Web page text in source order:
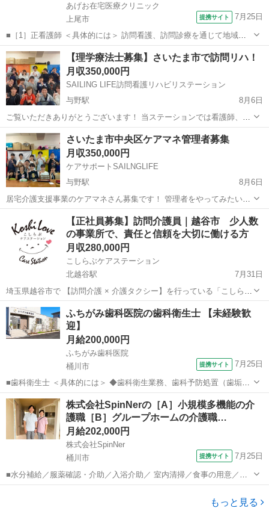
あげお在宅医療クリニック
上尾市
提携サイト 7月25日
■［1］正看護師 ＜具体的には＞ 訪問看護、訪問診療を通じて地域医
療を担うお仕事です。 ・バイタルチェック（体温・血圧など）や処置
・医師の指示に基づく医療ケア（点滴・服薬管理など） ・日常生活の
サポートや家族への支援 ※電...
埼玉 上尾市 医療事務
【理学療法士募集】さいたま市で訪問リハ！
月収350,000円
SAILING LIFE訪問看護リハビリステーション
与野駅
8月6日
ご覧いただきありがとうございます！ 当ステーションでは看護師、リ
ハビリ職、ケアマネが自ら考えて行動ができ、仕事のやりがい・生活
へのいきがいを得られる場を目指しています。 そのため給料に関して
は好待遇 業界最高水準を示しま...
埼玉 さいたま市 与野駅 その他
さいたま市中央区ケアマネ管理者募集
月収350,000円
ケアサポートSAILNGLIFE
与野駅
8月6日
居宅介護支援事業のケアマネさん募集です！ 管理者をやってみたい方
も大歓迎です。 訪問看護を併設しており協力しながら業務に向き合う
ことができます。 土日祝日完全休みの 年間休日120日です！！ 残業も
年間通してありません...
さいたま市 与野駅 ケアマネージャー 業務
【正社員募集】訪問介護員｜越谷市 少人数
の事業所で、責任と信頼を大切に働ける方
月収280,000円
こしらぶケアステーション
北越谷駅
7月31日
埼玉県越谷市で 【訪問介護 × 介護タクシー】を行っている「こしら
ぶ」です。 私たちは、人数を増やすことよりも 価値観の合う仲間と、
長く続く会社を作ることを大切にしています。 小規模だからこそ、一
人ひとりの責...
埼玉 越谷市 北越谷駅 介護福祉士 介護タクシー
ふちがみ歯科医院の歯科衛生士 【未経験歓
迎】
月給200,000円
ふちがみ歯科医院
桶川市
提携サイト 7月25日
■歯科衛生士 ＜具体的には＞ ◆歯科衛生業務、歯科予防処置（歯垢・
歯石の除去、口腔ケア、PMTC、フッ素塗布) ◆歯科診療補助（バキュ
ーム、器具の受け渡し、ライティング、印象採得・補助、レントゲン
撮影準備、インプラント...
埼玉 桶川市 歯科衛生士
株式会社SpinNerの［A］小規模多機能の介
護職［B］グループホームの介護職…
月給202,000円
株式会社SpinNer
桶川市
提携サイト 7月25日
■水分補給／服薬確認・介助／入浴介助／ 室内清掃／食事の用意／排
泄介助 など 9月オープン、新築の新しい施設でのお仕事です。 ブラン
ク期間がある方や未経験であっても丁寧に教えますので安心して仕事
もっと見る